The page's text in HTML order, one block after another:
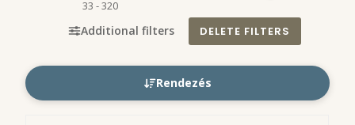
33 - 320
Additional filters DELETE FILTERS
Rendezés